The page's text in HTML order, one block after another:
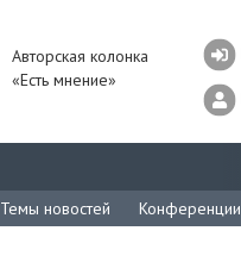
Авторская колонка
«Есть мнение»
Темы новостей Конференции